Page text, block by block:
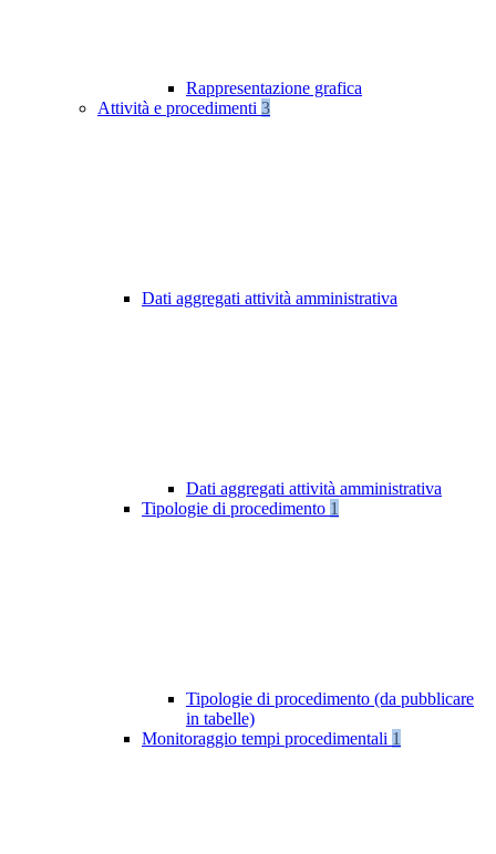
Rappresentazione grafica
Attività e procedimenti 3
Dati aggregati attività amministrativa
Dati aggregati attività amministrativa
Tipologie di procedimento 1
Tipologie di procedimento (da pubblicare
in tabelle)
Monitoraggio tempi procedimentali 1